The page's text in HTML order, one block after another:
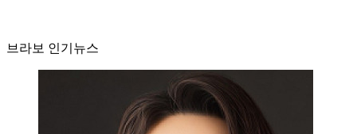
브라보 인기뉴스